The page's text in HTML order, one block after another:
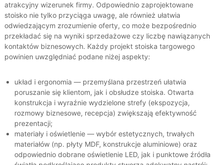
atrakcyjny wizerunek firmy. Odpowiednio zaprojektowane
stoisko nie tylko przyciąga uwagę, ale również ułatwia
odwiedzającym zrozumienie oferty, co może bezpośrednio
przekładać się na wyniki sprzedażowe czy liczbę nawiązanych
kontaktów biznesowych. Każdy projekt stoiska targowego
powinien uwzględniać podane niżej aspekty:
układ i ergonomia — przemyślana przestrzeń ułatwia
poruszanie się klientom, jak i obsłudze stoiska. Otwarta
konstrukcja i wyraźnie wydzielone strefy (ekspozycja,
rozmowy biznesowe, recepcja) zwiększają efektywność
prezentacji​;
materiały i oświetlenie — wybór estetycznych, trwałych
materiałów (np. płyty MDF, konstrukcje aluminiowe) oraz
odpowiednio dobrane oświetlenie LED, jak i punktowe źródła